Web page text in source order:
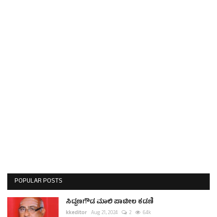
POPULAR POSTS
ಸಿದ್ದಣಗೌಡ ಮಾಲಿ ಪಾಟೀಲ ಕಡಣಿ
kkeditor Aug 21, 2024 2 6.4k